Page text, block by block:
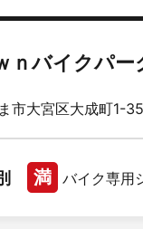
ｎバイクパ
市大宮区大成町1-
満 バイク専用